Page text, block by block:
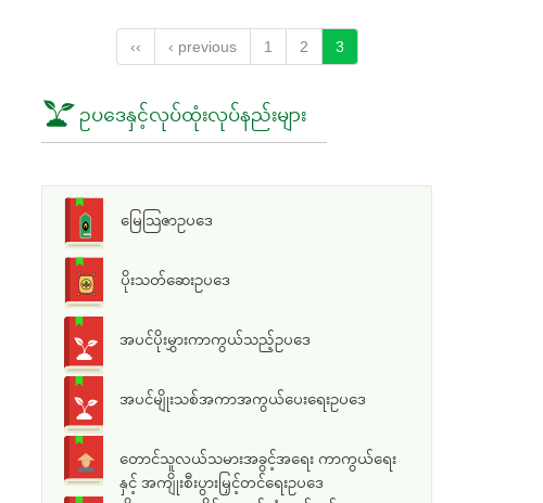
‹‹ ‹ previous 1 2 3
ဥပဒေနှင့်လုပ်ထုံးလုပ်နည်းများ
မြေသြဇာဥပဒေ
ပိုးသတ်ဆေးဥပဒေ
အပင်ပိုးမွှားကာကွယ်သည့်ဥပဒေ
အပင်မျိုးသစ်အကာအကွယ်ပေးရေးဥပဒေ
တောင်သူလယ်သမားအခွင့်အရေး ကာကွယ်ရေး
နှင့် အကျိုးစီးပွားမြှင့်တင်ရေးဥပဒေ